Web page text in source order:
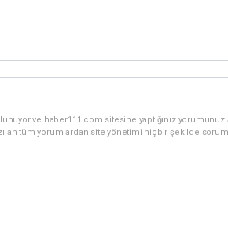
ve haber111.com sitesine yaptığınız
tüm yorumlardan site yönetimi hiçbir şekilde